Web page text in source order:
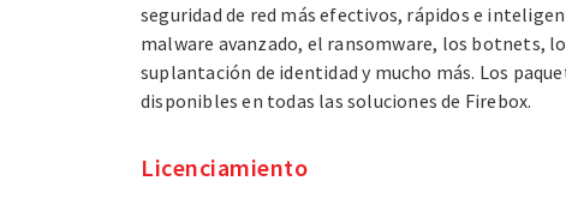
seguridad de red más efectivos, rápidos e
malware avanzado, el ransomware, los botnets,
suplantación de identidad y mucho más. Los
disponibles en todas las soluciones de Firebox.
Licenciamiento